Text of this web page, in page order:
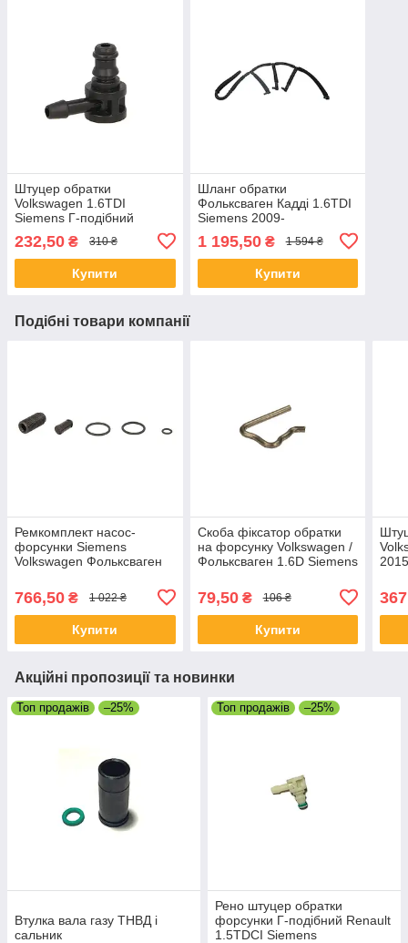
Штуцер обратки
Volkswagen 1.6TDI
Siemens Г-подібний
232,50 ₴ 310 ₴
Купити
Шланг обратки
Фольксваген Кадді 1.6TDI
Siemens 2009-
1 195,50₴ 1 594 ₴
Купити
Подібні товари компанії
Ремкомплект насос-
форсунки Siemens
Volkswagen Фольксваген
766,50 ₴ 1 022 ₴
Купити
Скоба фіксатор обратки
на форсунку Volkswagen /
Фольксваген 1.6D Siemens
79,50₴ 106 ₴
Купити
Акційні пропозиції та новинки
Топ продажів –25%
Втулка вала газу ТНВД і
сальник
Топ продажів –25%
Рено штуцер обратки
форсунки Г-подібний Renault
1.5TDCI Siemens